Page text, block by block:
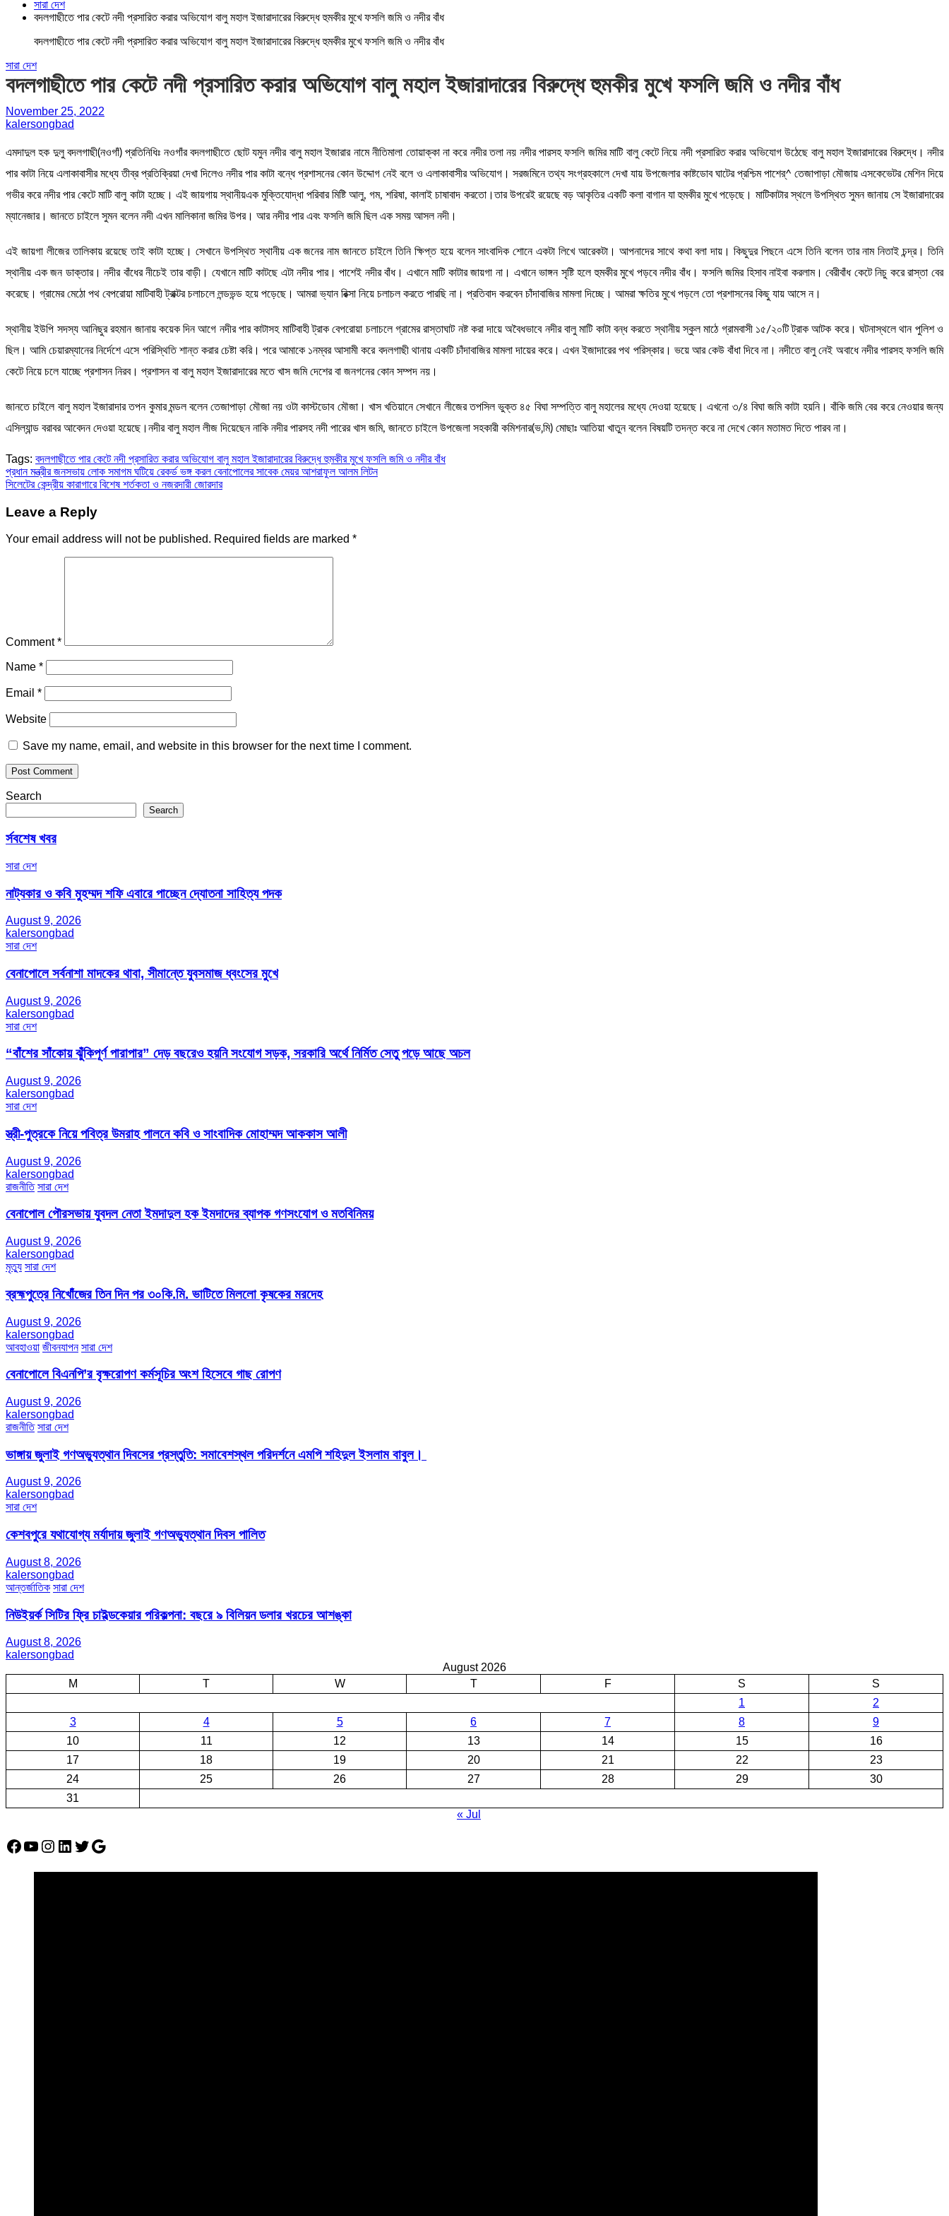
সারা দেশ
বদলগাছীতে পার কেটে নদী প্রসারিত করার অভিযোগ বালু মহাল ইজারাদারের বিরুদ্ধে হুমকীর মুখে ফসলি জমি ও নদীর বাঁধ
বদলগাছীতে পার কেটে নদী প্রসারিত করার অভিযোগ বালু মহাল ইজারাদারের বিরুদ্ধে হুমকীর মুখে ফসলি জমি ও নদীর বাঁধ
সারা দেশ
বদলগাছীতে পার কেটে নদী প্রসারিত করার অভিযোগ বালু মহাল ইজারাদারের বিরুদ্ধে হুমকীর মুখে ফসলি জমি ও নদীর বাঁধ
November 25, 2022
kalersongbad
এমদাদুল হক দুলু বদলগাছী(নওগাঁ) প্রতিনিধিঃ নওগাঁর বদলগাছীতে ছোট যমুন নদীর বালু মহাল ইজারার নামে নীতিমালা তোয়াক্কা না করে নদীর তলা নয় নদীর পারসহ ফসলি জমির মাটি বালু কেটে নিয়ে নদী প্রসারিত করার অভিযোগ উঠেছে বালু মহাল ইজারাদারের বিরুদ্ধে। নদীর
পার কাটা নিয়ে এলাকাবাসীর মধ্যে তীব্র প্রতিক্রিয়া দেখা দিলেও নদীর পার কাটা বন্ধে প্রশাসনের কোন উদ্দোগ নেই বলে ও এলাকাবাসীর অভিযোগ। সরজমিনে তথ্য সংগ্রহকালে দেখা যায় উপজেলার কাষ্টডোব ঘাটের প্রশ্চিম পাশের্^ তেজাপাড়া মৌজায় এসকেভেটর মেশিন দিয়ে
গভীর করে নদীর পার কেটে মাটি বালু কাটা হচ্ছে। এই জায়গায় স্থানীয়এক মুক্তিযোদ্ধা পরিবার মিষ্টি আলু, গম, শরিষা, কালাই চাষাবাদ করতো।তার উপরেই রয়েছে বড় আকৃতির একটি কলা বাগান যা হুমকীর মুখে পড়েছে। মাটিকাটার স্থলে উপস্থিত সুমন জানায় সে ইজারাদারের
ম্যানেজার। জানতে চাইলে সুমন বলেন নদী এখন মালিকানা জমির উপর। আর নদীর পার এবং ফসলি জমি ছিল এক সময় আসল নদী।
এই জায়গা লীজের তালিকায় রয়েছে তাই কাটা হচ্ছে। সেখানে উপস্থিত স্থানীয় এক জনের নাম জানতে চাইলে তিনি ক্ষিপ্ত হয়ে বলেন সাংবাদিক শোনে একটা লিখে আরেকটা। আপনাদের সাথে কথা বলা দায়। কিছুদুর পিছনে এসে তিনি বলেন তার নাম নিতাই চন্দ্র। তিনি
স্থানীয় এক জন ডাক্তার। নদীর বাঁধের নীচেই তার বাড়ী। যেখানে মাটি কাটছে এটা নদীর পার। পাশেই নদীর বাঁধ। এখানে মাটি কাটার জায়গা না। এখানে ভাঙ্গন সৃষ্টি হলে হুমকীর মুখে পড়বে নদীর বাঁধ। ফসলি জমির হিসাব নাইবা করলাম। বেরীবাঁধ কেটে নিচু করে রাস্তা বের
করেছে। গ্রামের মেঠো পথ বেপরোয়া মাটিবাহী ট্রাক্টর চলাচলে লন্ডভন্ড হয়ে পড়েছে। আমরা ভ্যান রিক্সা নিয়ে চলাচল করতে পারছি না। প্রতিবাদ করবেন চাঁদাবাজির মামলা দিচ্ছে। আমরা ক্ষতির মুখে পড়লে তো প্রশাসনের কিছু যায় আসে ন।
স্থানীয় ইউপি সদস্য আনিছুর রহমান জানায় কয়েক দিন আগে নদীর পার কাটাসহ মাটিবাহী ট্রাক বেপরোয়া চলাচলে গ্রামের রাস্তাঘাট নষ্ট করা দায়ে অবৈধভাবে নদীর বালু মাটি কাটা বন্ধ করতে স্থানীয় স্কুল মাঠে গ্রামবাসী ১৫/২০টি ট্রাক আটক করে। ঘটনাস্থলে থান পুলিশ ও
ছিল। আমি চেয়ারম্যানের নির্দেশে এসে পরিস্থিতি শান্ত করার চেষ্টা করি। পরে আমাকে ১নম্বর আসামী করে বদলগাছী থানায় একটি চাঁদাবাজির মামলা দায়ের করে। এখন ইজাদারের পথ পরিস্কার। ভয়ে আর কেউ বাঁধা দিবে না। নদীতে বালু নেই অবাধে নদীর পারসহ ফসলি জমি
কেটে নিয়ে চলে যাচ্ছে প্রশাসন নিরব। প্রশাসন বা বালু মহাল ইজারাদারের মতে খাস জমি দেশের বা জনগনের কোন সম্পদ নয়।
জানতে চাইলে বালু মহাল ইজারাদার তপন কুমার মন্ডল বলেন তেজাপাড়া মৌজা নয় ওটা কাস্টডোব মৌজা। খাস খতিয়ানে সেখানে লীজের তপসিল ভুক্ত ৪৫ বিঘা সম্পত্তি বালু মহালের মধ্যে দেওয়া হয়েছে। এখনো ৩/৪ বিঘা জমি কাটা হয়নি। বাঁকি জমি বের করে নেওয়ার জন্য
এসিল্যান্ড বরাবর আবেদন দেওয়া হয়েছে।নদীর বালু মহাল লীজ দিয়েছেন নাকি নদীর পারসহ নদী পারের খাস জমি, জানতে চাইলে উপজেলা সহকারী কমিশনার(ভ‚মি) মোছাঃ আতিয়া খাতুন বলেন বিষয়টি তদন্ত করে না দেখে কোন মতামত দিতে পারব না।
Tags: বদলগাছীতে পার কেটে নদী প্রসারিত করার অভিযোগ বালু মহাল ইজারাদারের বিরুদ্ধে হুমকীর মুখে ফসলি জমি ও নদীর বাঁধ
Post
navigation
প্রধান মন্ত্রীর জনসভায় লোক সমাগম ঘটিয়ে রেকর্ড ভঙ্গ করল বেনাপোলের সাবেক মেয়র আশরাফুল আলম লিটন
সিলেটের কেন্দ্রীয় কারাগারে বিশেষ শর্তকতা ও নজরদারী জোরদার
Leave a Reply
Your email address will not be published. Required fields are marked *
Comment*
Name *
Email *
Website
Save my name, email, and website in this browser for the next time I comment.
Search
Search
র্সবশেষ খবর
সারা দেশ
নাট্যকার ও কবি মুহম্মদ শফি এবারে পাচ্ছেন দ্যোতনা সাহিত্য পদক
August 9, 2026
kalersongbad
সারা দেশ
বেনাপোলে সর্বনাশা মাদকের থাবা, সীমান্তে যুবসমাজ ধ্বংসের মুখে
August 9, 2026
kalersongbad
সারা দেশ
“বাঁশের সাঁকোয় ঝুঁকিপূর্ণ পারাপার” দেড় বছরেও হয়নি সংযোগ সড়ক, সরকারি অর্থে নির্মিত সেতু পড়ে আছে অচল
August 9, 2026
kalersongbad
সারা দেশ
স্ত্রী-পুত্রকে নিয়ে পবিত্র উমরাহ পালনে কবি ও সাংবাদিক মোহাম্মদ আককাস আলী
August 9, 2026
kalersongbad
রাজনীতি সারা দেশ
বেনাপোল পৌরসভায় যুবদল নেতা ইমদাদুল হক ইমদাদের ব্যাপক গণসংযোগ ও মতবিনিময়
August 9, 2026
kalersongbad
মৃত্যু সারা দেশ
ব্রহ্মপুত্রে নিখোঁজের তিন দিন পর ৩০কি.মি. ভাটিতে মিললো কৃষকের মরদেহ
August 9, 2026
kalersongbad
আবহাওয়া জীবনযাপন সারা দেশ
বেনাপোলে বিএনপি’র বৃক্ষরোপণ কর্মসূচির অংশ হিসেবে গাছ রোপণ
August 9, 2026
kalersongbad
রাজনীতি সারা দেশ
ভাঙ্গায় জুলাই গণঅভ্যুত্থান দিবসের প্রস্তুতি: সমাবেশস্থল পরিদর্শনে এমপি শহিদুল ইসলাম বাবুল। ​
August 9, 2026
kalersongbad
সারা দেশ
কেশবপুরে যথাযোগ্য মর্যাদায় জুলাই গণঅভ্যুত্থান দিবস পালিত
August 8, 2026
kalersongbad
আন্তর্জাতিক সারা দেশ
নিউইয়র্ক সিটির ফ্রি চাইল্ডকেয়ার পরিকল্পনা: বছরে ৯ বিলিয়ন ডলার খরচের আশঙ্কা
August 8, 2026
kalersongbad
August 2026
M
T W T F S
S
1
2
3
4 5 6 7 8
9
10
11 12 13 14 15
16
17
18 19 20 21 22
23
24
25 26 27 28 29
30
31
« Jul
Facebook
YouTube
Instagram
LinkedIn
Twitter
Google